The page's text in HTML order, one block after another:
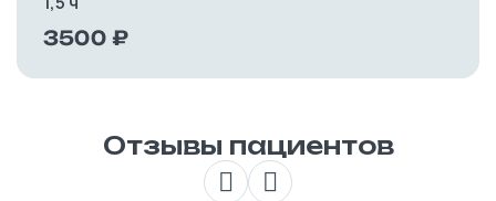
3500 ₽
Отзывы пациентов